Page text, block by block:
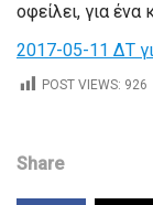
οφείλει, για ένα
2017-05-11 ΔΤ
POST VIEWS: 926
Share